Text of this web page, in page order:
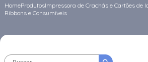
HomeProdutosImpressora de Crachás e Cartões de
Ribbons e Consumíveis